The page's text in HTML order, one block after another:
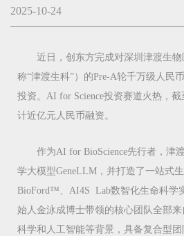
2025-10-24
近日，创东方完成对深圳津渡生
称“津渡生科”）的Pre-A轮千万级人民
投资。AI for Science投资赛道火热，
计近亿元人民币融资。
作为AI for BioScience先行者，津
学大模型GeneLLM，并打造了一站式
BioFord™、AI4S Lab数智化生命科学
始人金泳成博士带领的核心团队全部
科学和人工智能等背景，具备复合型